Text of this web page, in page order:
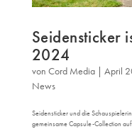
Seidensticker
2024
von Cord Media| April
News
Seidensticker und die
gemeinsame Capsule-Collection